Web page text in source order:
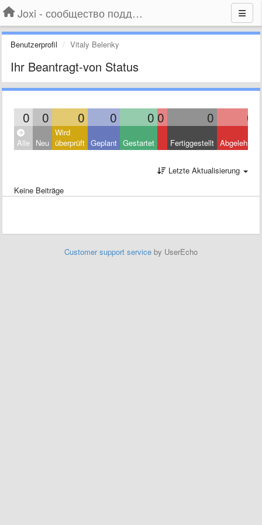
Joxi - сообщество поддержки
Benutzerprofil Vitaly Belenky
Ihr Beantragt-von Status
0 0 0 0 0 0 0 0
Alle Neu
Wird
überprüft Geplant Gestartet Fertiggestellt Abgelehnt
Letzte Aktualisierung
Keine Beiträge
Customer support service by UserEcho